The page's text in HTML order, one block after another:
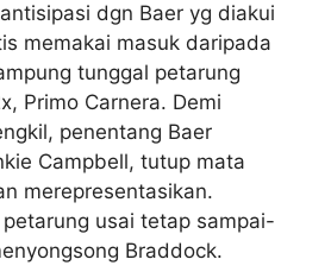
dgn Baer yg diakui
memakai masuk daripada
tunggal petarung
Primo Carnera. Demi
penentang Baer
Campbell, tutup mata
merepresentasikan.
usai tetap sampai-
Braddock.